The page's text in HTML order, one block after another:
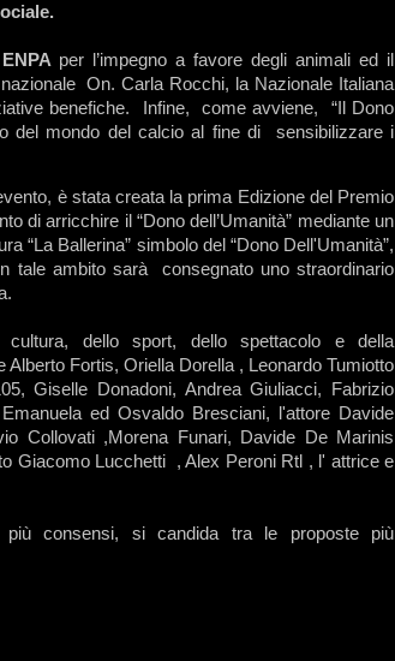
ENPA per l’impegno a favore degli animali ed il
On. Carla Rocchi, la Nazionale Italiana
benefiche. Infine, come avviene, “Il Dono
del mondo del calcio al fine di sensibilizzare i
è stata creata la prima Edizione del Premio
di arricchire il “Dono dell’Umanità” mediante un
“La Ballerina” simbolo del “Dono Dell'Umanità”,
tale ambito sarà consegnato uno straordinario
dello sport, dello spettacolo e della
Fortis, Oriella Dorella , Leonardo Tumiotto
Giselle Donadoni, Andrea Giuliacci, Fabrizio
ed Osvaldo Bresciani, l'attore Davide
Collovati ,Morena Funari, Davide De Marinis
Giacomo Lucchetti , Alex Peroni Rtl , l' attrice e
più consensi, si candida tra le proposte più